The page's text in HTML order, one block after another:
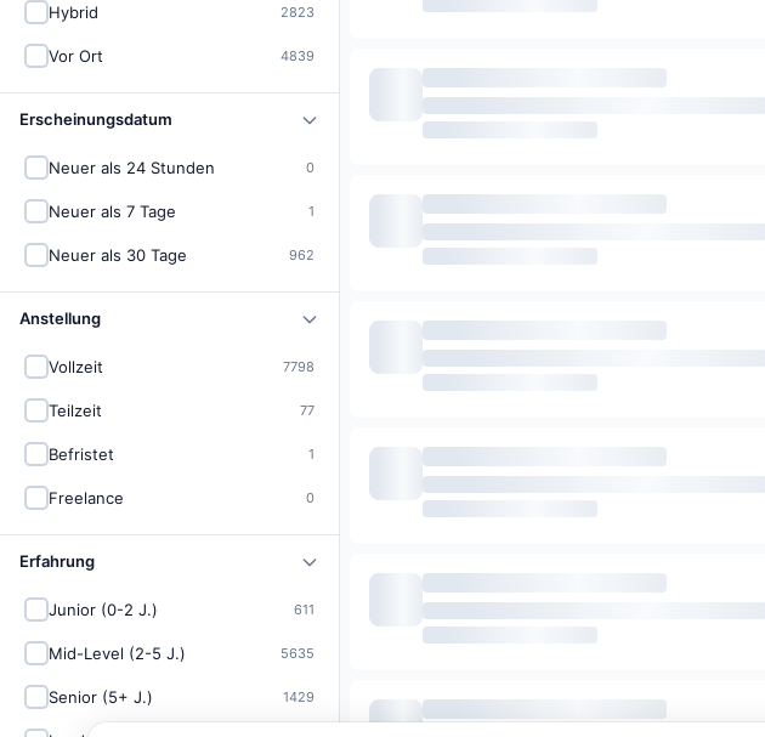
Hybrid 2823
Vor Ort 4839
Erscheinungsdatum
Neuer als 24 Stunden 0
Neuer als 7 Tage 1
Neuer als 30 Tage 962
Anstellung
Vollzeit 7798
Teilzeit 77
Befristet 1
Freelance 0
Erfahrung
Junior (0-2 J.) 611
Mid-Level (2-5 J.) 5635
Senior (5+ J.) 1429